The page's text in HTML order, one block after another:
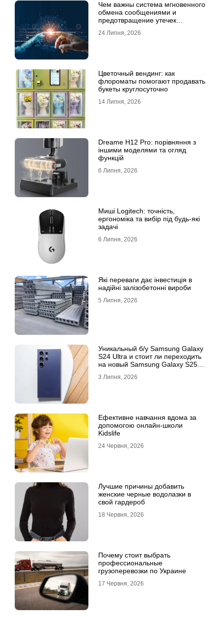
Чем важны система мгновенного
обмена сообщениями и
предотвращение утечек
24 Липня, 2026
Цветочный вендинг: как
флороматы помогают продавать
букеты круглосуточно
14 Липня, 2026
Dreame H12 Pro: порівняння з
іншими моделями та огляд
функцій
6 Липня, 2026
Миші Logitech: точність,
ергономіка та вибір під будь-які
задачі
6 Липня, 2026
Які переваги дає інвестиція в
надійні залізобетонні вироби
5 Липня, 2026
Уникальный б/у Samsung Galaxy
S24 Ultra и стоит ли переходить
на новый Samsung Galaxy S25
3 Липня, 2026
Ефективне навчання вдома за
допомогою онлайн-школи
Kidslife
24 Червня, 2026
Лучшие причины добавить
женские черные водолазки в
свой гардероб
18 Червня, 2026
Почему стоит выбрать
профессиональные
грузоперевозки по Украине
17 Червня, 2026